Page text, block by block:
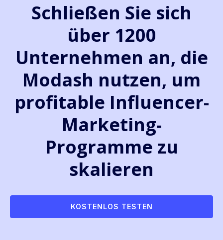
Schließen Sie sich
über 1200
Unternehmen an, die
Modash nutzen, um
profitable Influencer-
Marketing-
Programme zu
skalieren
KOSTENLOS TESTEN